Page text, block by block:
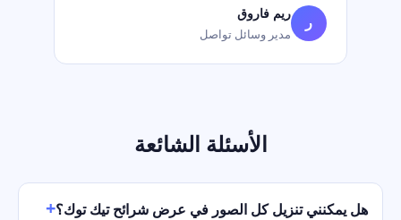
ر ريم فاروق
مدير وسائل تواصل
الأسئلة الشائعة
هل يمكنني تنزيل كل الصور في عرض شرائح تيك توك؟